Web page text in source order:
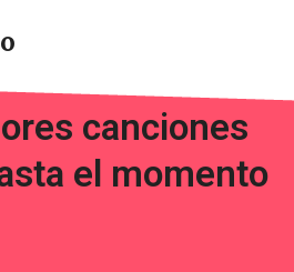
canciones
el momento